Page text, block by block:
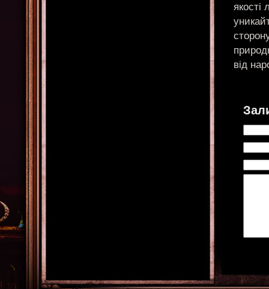
якості
від